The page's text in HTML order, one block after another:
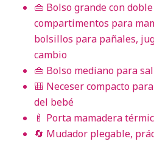
👜 Bolso grande con
compartimentos para
bolsillos para pañales,
cambio
👜 Bolso mediano para
🎒 Neceser compacto
del bebé
🍼 Porta mamadera
🔄 Mudador plegable,